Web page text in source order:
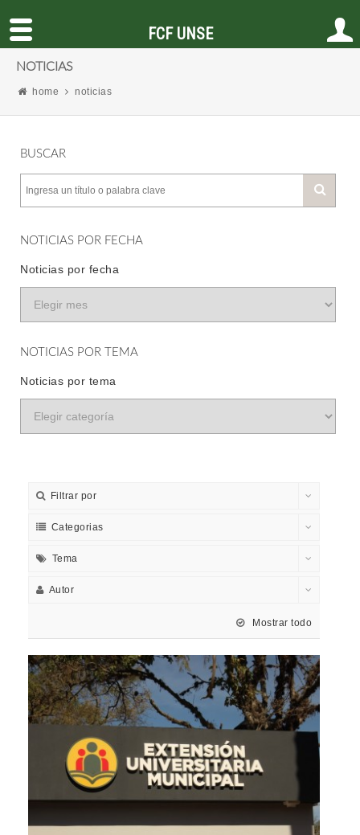
NOTICIAS
home noticias
BUSCAR
NOTICIAS POR FECHA
Noticias por fecha
NOTICIAS POR TEMA
Noticias por tema
Filtrar por
Categorias
Tema
Autor
Mostrar todo
FCF UNSE